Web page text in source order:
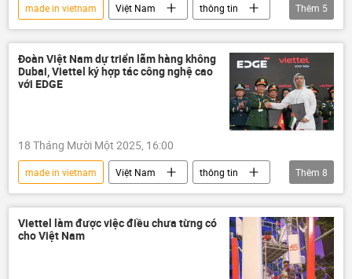
made in vietnam Việt Nam
thông tin
Quân đội Nhân dân Việt Nam
UAV
quân đội
Bộ Quốc phòng Việt Nam
lực lượng vũ trang
Thêm 5
Đoàn Việt Nam dự triển lãm hàng không
Dubai, Viettel ký hợp tác công nghệ cao
với EDGE
18 Tháng Mười Một 2025, 16:00
made in vietnam Việt Nam
thông tin
Viettel
UAE
Dubai
Bộ Quốc phòng Việt Nam
Hoàng Xuân Chiến
Thêm 8
Viettel làm được việc điều chưa từng có
cho Việt Nam